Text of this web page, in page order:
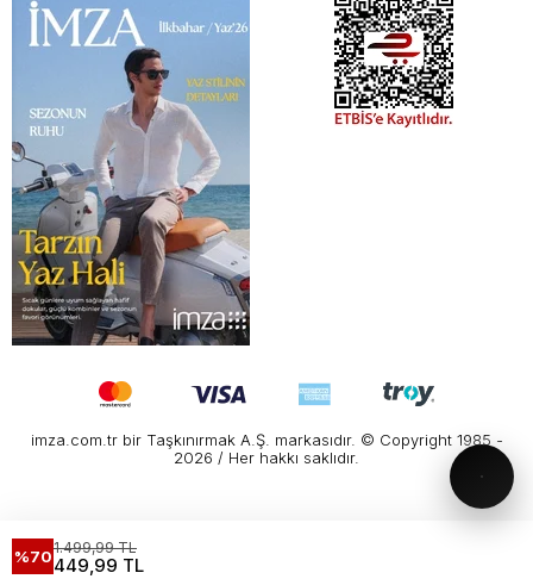
imza.com.tr bir Taşkınırmak A.Ş. markasıdır. © Copyright 1985 -
2026 / Her hakkı saklıdır.
%701.499,99 TL
449,99 TL